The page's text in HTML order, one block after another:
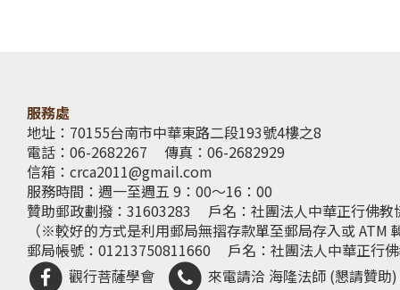
服務處
地址：70155台南市中華東路二段193號4樓之8
電話：06-2682267
傳真：06-2682929
信箱： crca2011@gmail.com
服務時間：週一至週五 9：00～16：00
贊助郵政劃撥：31603283
戶名：社團法人中華正行佛教
（※較好的方式是利用郵局無摺存款單至郵局存入或 ATM
郵局帳號：01213750811660
戶名：社團法人中華正行
觀行菩薩學會
來電請洽 海隆法師 (懇請贊助)